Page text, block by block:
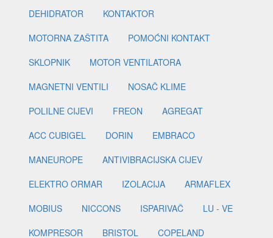
DEHIDRATOR
KONTAKTOR
MOTORNA ZAŠTITA
POMOĆNI KONTAKT
SKLOPNIK
MOTOR VENTILATORA
MAGNETNI VENTILI
NOSAČ KLIME
POLILNE CIJEVI
FREON
AGREGAT
ACC CUBIGEL
DORIN
EMBRACO
MANEUROPE
ANTIVIBRACIJSKA CIJEV
ELEKTRO ORMAR
IZOLACIJA
ARMAFLEX
MOBIUS
NICCONS ISPARIVAČ
LU - VE
KOMPRESOR
BRISTOL COPELAND